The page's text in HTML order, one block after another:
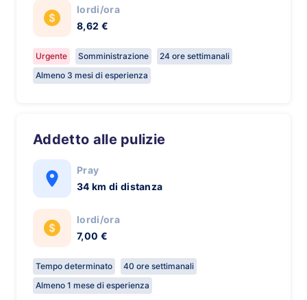
lordi/ora
8,62 €
Urgente Somministrazione
24 ore settimanali
Almeno 3 mesi di esperienza
Addetto alle pulizie
Pray
34 km di distanza
lordi/ora
7,00 €
Tempo determinato
40 ore settimanali
Almeno 1 mese di esperienza